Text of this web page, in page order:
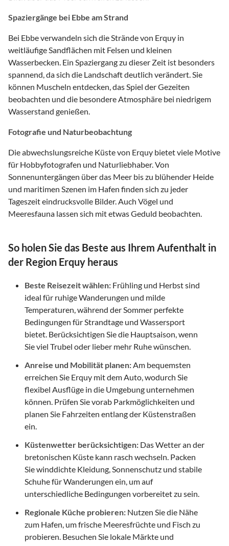
Spaziergänge bei Ebbe am Strand
Bei Ebbe verwandeln sich die Strände von Erquy in
weitläufige Sandflächen mit Felsen und kleinen
Wasserbecken. Ein Spaziergang zu dieser Zeit ist besonders
spannend, da sich die Landschaft deutlich verändert. Sie
können Muscheln entdecken, das Spiel der Gezeiten
beobachten und die besondere Atmosphäre bei niedrigem
Wasserstand genießen.
Fotografie und Naturbeobachtung
Die abwechslungsreiche Küste von Erquy bietet viele Motive
für Hobbyfotografen und Naturliebhaber. Von
Sonnenuntergängen über das Meer bis zu blühender Heide
und maritimen Szenen im Hafen finden sich zu jeder
Tageszeit eindrucksvolle Bilder. Auch Vögel und
Meeresfauna lassen sich mit etwas Geduld beobachten.
So holen Sie das Beste aus Ihrem Aufenthalt in
der Region Erquy heraus
Beste Reisezeit wählen: Frühling und Herbst sind
ideal für ruhige Wanderungen und milde
Temperaturen, während der Sommer perfekte
Bedingungen für Strandtage und Wassersport
bietet. Berücksichtigen Sie die Hauptsaison, wenn
Sie viel Trubel oder lieber mehr Ruhe wünschen.
Anreise und Mobilität planen:Am bequemsten
erreichen Sie Erquy mit dem Auto, wodurch Sie
flexibel Ausflüge in die Umgebung unternehmen
können. Prüfen Sie vorab Parkmöglichkeiten und
planen Sie Fahrzeiten entlang der Küstenstraßen
ein.
Küstenwetter berücksichtigen: Das Wetter an der
bretonischen Küste kann rasch wechseln. Packen
Sie winddichte Kleidung, Sonnenschutz und stabile
Schuhe für Wanderungen ein, um auf
unterschiedliche Bedingungen vorbereitet zu sein.
Regionale Küche probieren: Nutzen Sie die Nähe
zum Hafen, um frische Meeresfrüchte und Fisch zu
probieren. Besuchen Sie lokale Märkte und